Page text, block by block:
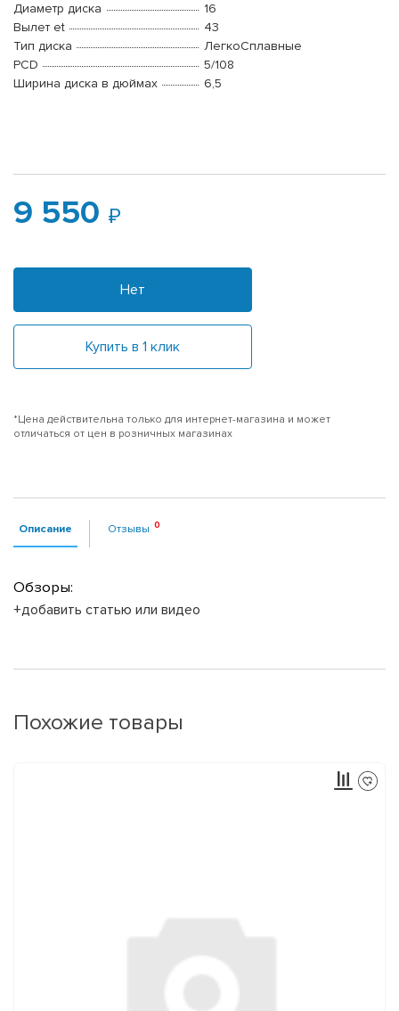
Диаметр диска
16
Вылет et
43
Тип диска
ЛегкоСплавные
PCD
5/108
Ширина диска в дюймах
6,5
9 550
Нет
Купить в 1 клик
*Цена действительна только для интернет-магазина и может
отличаться от цен в розничных магазинах
Описание Отзывы
Обзоры:
+добавить статью или видео
Похожие товары